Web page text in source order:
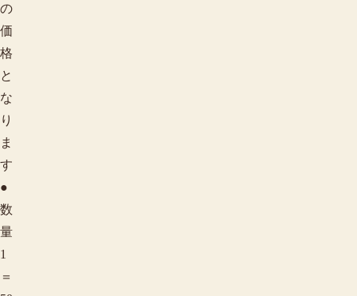
の
価
格
と
な
り
ま
す
●
数
量
1
＝